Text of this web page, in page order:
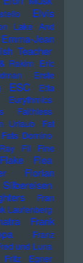
Elvis
Lake And
Emma-Jean
Teacher
Rakim Eric
Erste
ESC
Etta
Eurythmics
Faithless
Urlaub
Fat
Fats Domino
Fil
Fine
Flake
Flea
Florian
Fran
Laufenberg
Frank
Franz
und Luna
Fritz Egner